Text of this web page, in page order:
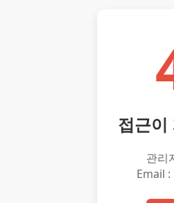
접근이
관리
Email